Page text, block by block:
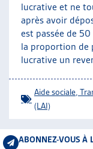
lucrative et ne
après avoir
est passée de
la proportion de
lucrative un
Aide sociale
(LAI)
ABONNEZ-VOUS À